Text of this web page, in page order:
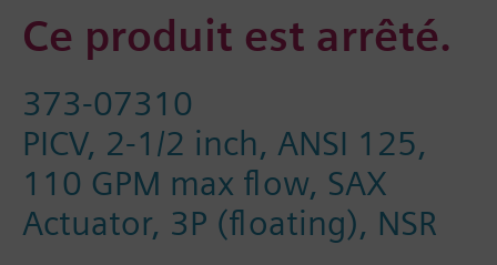
Ce produit est arrêté.
373-07310
PICV, 2-1/2 inch, ANSI 125,
110 GPM max flow, SAX
Actuator, 3P (floating), NSR